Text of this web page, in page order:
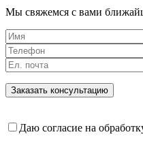
Мы свяжемся с вами
Даю согласие на